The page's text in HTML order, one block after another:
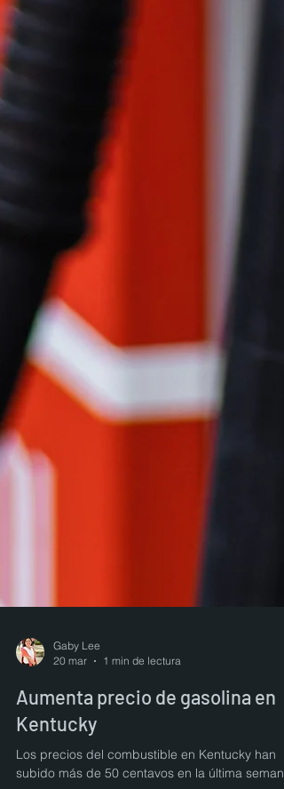
20 mar
1 min de lectura
Aumenta precio de gasolina en
Kentucky